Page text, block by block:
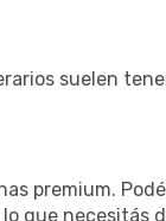
suelen
premium.
que necesitás